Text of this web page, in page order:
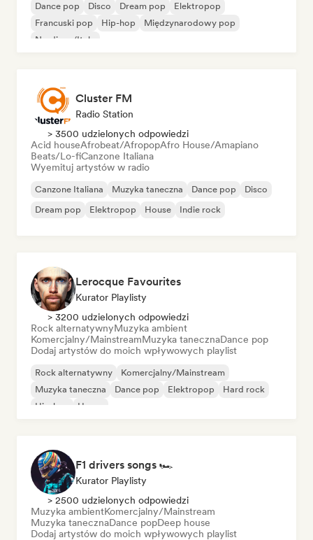
Dance pop Disco Dream pop
Elektropop
Francuski pop
Hip-hop
Międzynarodowy pop
Nu-disco/Italo
Cluster FM
Radio Station
> 3500 udzielonych odpowiedzi
Acid houseAfrobeat/AfropopAfro House/Amapiano
Beats/Lo-fiCanzone Italiana
Wyemituj artystów w radio
Canzone Italiana Muzyka taneczna Dance pop
Disco
Dream pop
Elektropop House Indie rock
Lerocque Favourites
Kurator Playlisty
> 3200 udzielonych odpowiedzi
Rock alternatywnyMuzyka ambient
Komercjalny/MainstreamMuzyka tanecznaDance pop
Dodaj artystów do moich wpływowych playlist
Rock alternatywny
Komercjalny/Mainstream
Muzyka taneczna
Dance pop Elektropop
Hard rock
Hip-hop
House
F1 drivers songs 🏎️
Kurator Playlisty
> 2500 udzielonych odpowiedzi
Muzyka ambientKomercjalny/Mainstream
Muzyka tanecznaDance popDeep house
Dodaj artystów do moich wpływowych playlist